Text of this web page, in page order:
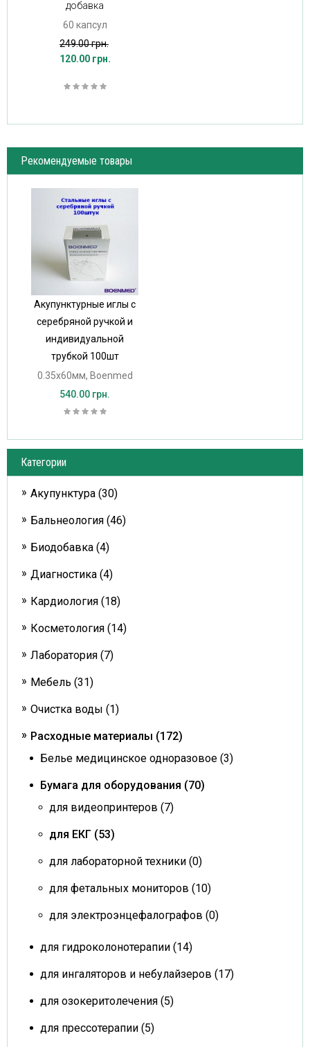
добавка
60 капсул
249.00 грн.
120.00 грн.
Рекомендуемые товары
Акупунктурные иглы с
серебряной ручкой и
индивидуальной
трубкой 100шт
0.35х60мм, Boenmed
540.00 грн.
Категории
Акупунктура (30)
Бальнеология (46)
Биодобавка (4)
Диагностика (4)
Кардиология (18)
Косметология (14)
Лаборатория (7)
Мебель (31)
Очистка воды (1)
Расходные материалы (172)
Белье медицинское одноразовое (3)
Бумага для оборудования (70)
для видеопринтеров (7)
для ЕКГ (53)
для лабораторной техники (0)
для фетальных мониторов (10)
для электроэнцефалографов (0)
для гидроколонотерапии (14)
для ингаляторов и небулайзеров (17)
для озокеритолечения (5)
для прессотерапии (5)